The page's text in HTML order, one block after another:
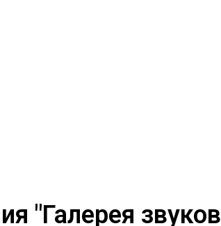
"Галерея